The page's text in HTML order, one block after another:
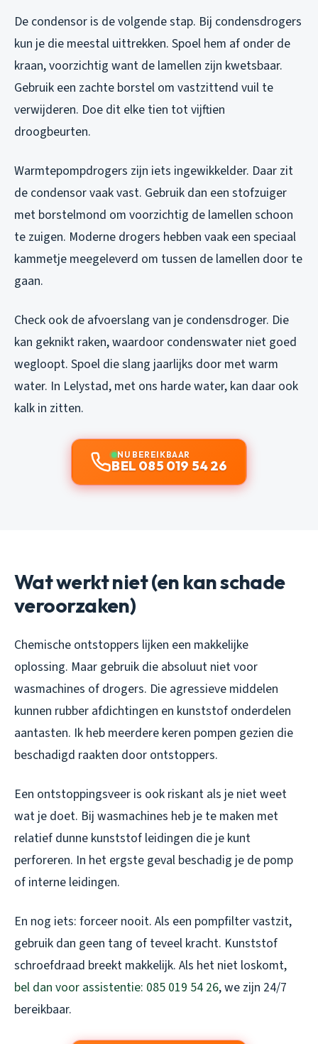
De condensor is de volgende stap. Bij condensdrogers
kun je die meestal uittrekken. Spoel hem af onder de
kraan, voorzichtig want de lamellen zijn kwetsbaar.
Gebruik een zachte borstel om vastzittend vuil te
verwijderen. Doe dit elke tien tot vijftien
droogbeurten.
Warmtepompdrogers zijn iets ingewikkelder. Daar zit
de condensor vaak vast. Gebruik dan een stofzuiger
met borstelmond om voorzichtig de lamellen schoon
te zuigen. Moderne drogers hebben vaak een speciaal
kammetje meegeleverd om tussen de lamellen door te
gaan.
Check ook de afvoerslang van je condensdroger. Die
kan geknikt raken, waardoor condenswater niet goed
wegloopt. Spoel die slang jaarlijks door met warm
water. In Lelystad, met ons harde water, kan daar ook
kalk in zitten.
NU BEREIKBAAR
BEL 085 019 54 26
Wat werkt niet (en kan schade
veroorzaken)
Chemische ontstoppers lijken een makkelijke
oplossing. Maar gebruik die absoluut niet voor
wasmachines of drogers. Die agressieve middelen
kunnen rubber afdichtingen en kunststof onderdelen
aantasten. Ik heb meerdere keren pompen gezien die
beschadigd raakten door ontstoppers.
Een ontstoppingsveer is ook riskant als je niet weet
wat je doet. Bij wasmachines heb je te maken met
relatief dunne kunststof leidingen die je kunt
perforeren. In het ergste geval beschadig je de pomp
of interne leidingen.
En nog iets: forceer nooit. Als een pompfilter vastzit,
gebruik dan geen tang of teveel kracht. Kunststof
schroefdraad breekt makkelijk. Als het niet loskomt,
bel dan voor assistentie: 085 019 54 26, we zijn 24/7
bereikbaar.